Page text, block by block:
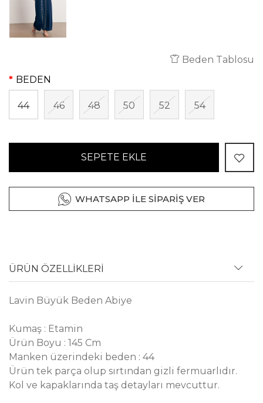
Beden Tablosu
BEDEN
44 46 48 50 52 54
SEPETE EKLE
WHATSAPP İLE SİPARİŞ VER
ÜRÜN ÖZELLİKLERİ
Lavin Büyük Beden Abiye
Kumaş : Etamin
Ürün Boyu : 145 Cm
Manken üzerindeki beden : 44
Ürün tek parça olup sırtından gizli fermuarlıdır.
Kol ve kapaklarında taş detayları mevcuttur.